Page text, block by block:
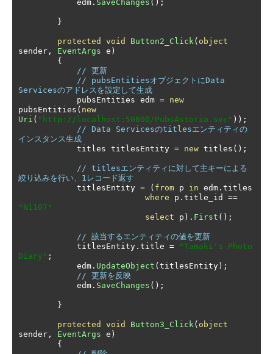
            edm
. SaveChanges ();
}
protected void Button2_Click ( object
sender , EventArgs e )
{
// 更新
// pubsEntitiesオブジェクトにData
Servicesのアドレスを設定して生成
            pubsEntities edm
= new
pubsEntities ( new
Uri ( "http://localhost:50000/PubsAstoria.svc" ));
// Data Servicesのtitlesエンティティの
インスタンス生成
            titles titlesEntity
= new titles ();
// titlesエンティティに対して主キーによる
絞り込みを行い、1レコード返す
            titlesEntity
= ( from p in edm . titles
where p . title_id ==
"N1107"
select p ). First ();
// 該当するエンティティの値を更新
            titlesEntity
. title =
"Tamaki's Photo
Diary" ;
            edm
. UpdateObject ( titlesEntity );
// 更新を反映
            edm
. SaveChanges ();
}
protected void Button3_Click ( object
sender , EventArgs e )
{